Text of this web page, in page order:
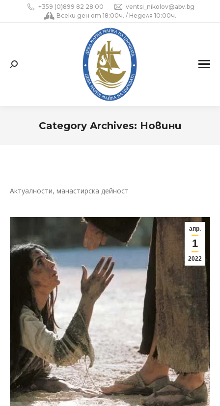
+359 (0)899 82 28 00
ventsi_nikolov@abv.bg
Всеки ден от 18:00ч. / Неделя 10:00ч.
Search:
Category Archives: Новини
Актуалности, манастирска дейност
апр.
1
2022